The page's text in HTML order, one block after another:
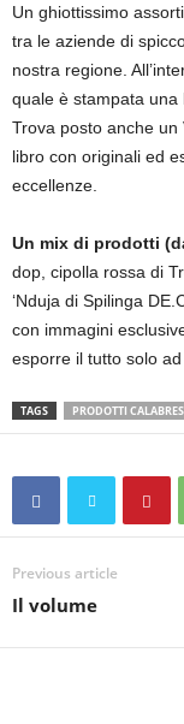
Un ghiottissimo
tra le aziende di
nostra regione.
quale è stampata una
Trova posto anche
libro con originali ed
eccellenze.
Un mix di prodotti
dop, cipolla rossa di
‘Nduja di Spilinga
con immagini
esporre il tutto solo ad
TAGS PRODOTTI
Previous article
Il volume